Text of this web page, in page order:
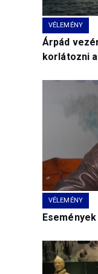
VÉLEMÉNY
Árpád
korlátozni
VÉLEMÉNY